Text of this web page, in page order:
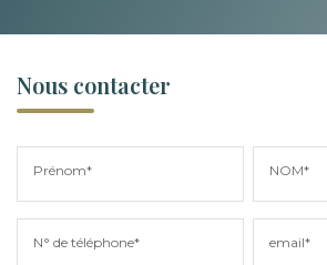
Nous contacter
Prénom* NOM*
N° de téléphone* email*